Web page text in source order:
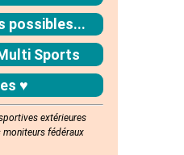
possibles...
Sports
♥
extérieures
moniteurs fédéraux